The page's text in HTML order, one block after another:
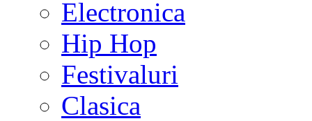
Electronica
Hip Hop
Festivaluri
Clasica